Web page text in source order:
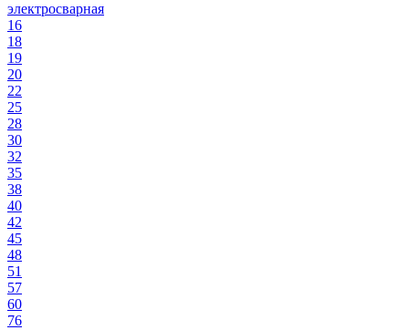
электросварная
16
18
19
20
22
25
28
30
32
35
38
40
42
45
48
51
57
60
76